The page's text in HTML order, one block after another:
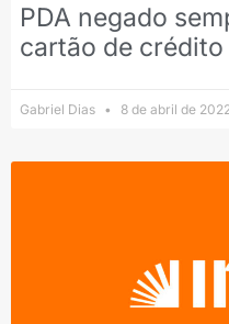
PDA negado
cartão de crédito
Gabriel Dias 8 de abril de 2022